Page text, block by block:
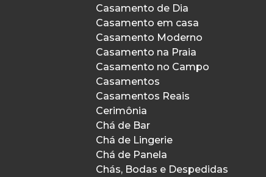
Casamento de Dia
Casamento em casa
Casamento Moderno
Casamento na Praia
Casamento no Campo
Casamentos
Casamentos Reais
Cerimônia
Chá de Bar
Chá de Lingerie
Chá de Panela
Chás, Bodas e Despedidas